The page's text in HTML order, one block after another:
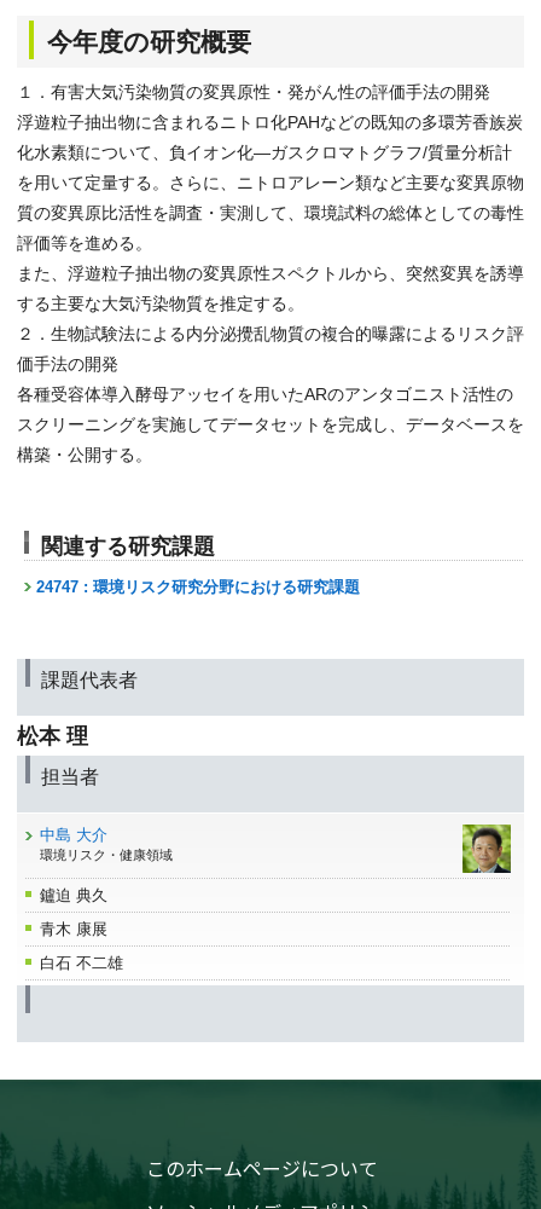
今年度の研究概要
１．有害大気汚染物質の変異原性・発がん性の評価手法の開発
浮遊粒子抽出物に含まれるニトロ化PAHなどの既知の多環芳香族炭
化水素類について、負イオン化—ガスクロマトグラフ/質量分析計
を用いて定量する。さらに、ニトロアレーン類など主要な変異原物
質の変異原比活性を調査・実測して、環境試料の総体としての毒性
評価等を進める。
また、浮遊粒子抽出物の変異原性スペクトルから、突然変異を誘導
する主要な大気汚染物質を推定する。
２．生物試験法による内分泌攪乱物質の複合的曝露によるリスク評
価手法の開発
各種受容体導入酵母アッセイを用いたARのアンタゴニスト活性の
スクリーニングを実施してデータセットを完成し、データベースを
構築・公開する。
関連する研究課題
24747 : 環境リスク研究分野における研究課題
課題代表者
松本 理
担当者
中島 大介
環境リスク・健康領域
鑪迫 典久
青木 康展
白石 不二雄
このホームページについて